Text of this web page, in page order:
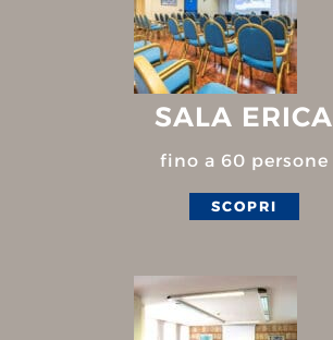
SALA ERICA
fino a 60 persone
SCOPRI